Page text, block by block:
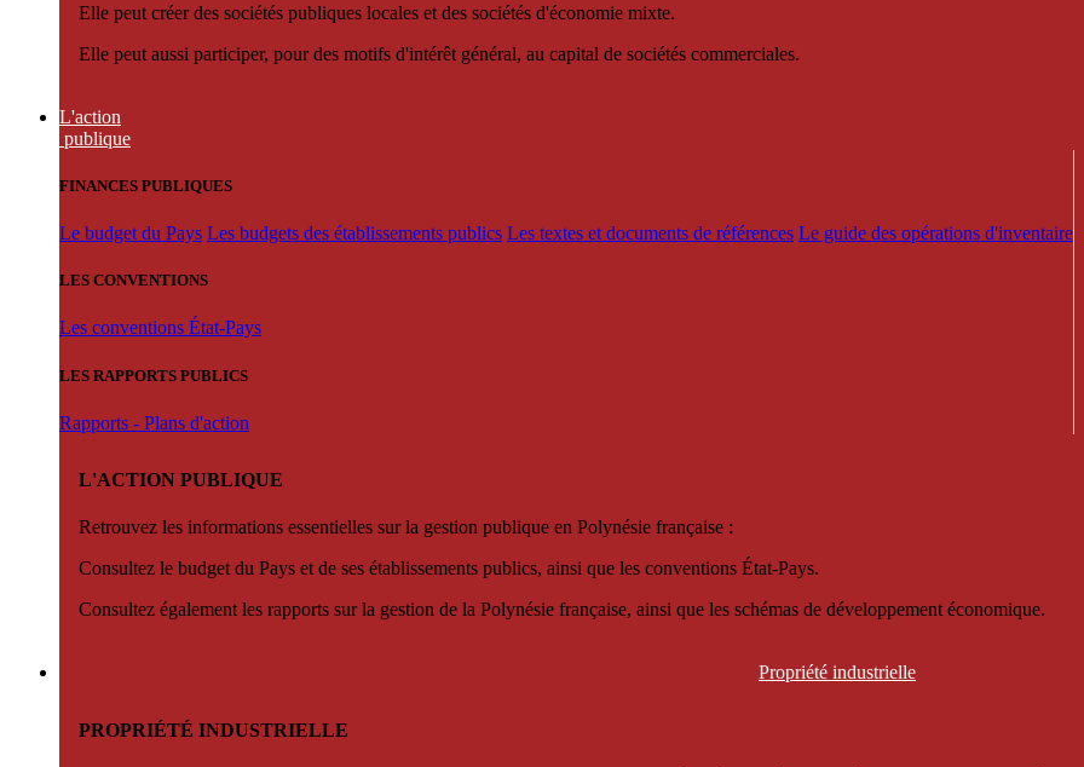
Elle peut créer des sociétés publiques locales et des sociétés d'économie mixte.
Elle peut aussi participer, pour des motifs d'intérêt général, au capital de sociétés commerciales.
L'action
publique
FINANCES PUBLIQUES
Le budget du Pays Les budgets des établissements publics Les textes et documents de références Le guide des opérations d'inventaire
LES CONVENTIONS
Les conventions État-Pays
LES RAPPORTS PUBLICS
Rapports - Plans d'action
L'ACTION PUBLIQUE
Retrouvez les informations essentielles sur la gestion publique en Polynésie française :
Consultez le budget du Pays et de ses établissements publics, ainsi que les conventions État-Pays.
Consultez également les rapports sur la gestion de la Polynésie française, ainsi que les schémas de développement économique.
Propriété industrielle
PROPRIÉTÉ INDUSTRIELLE